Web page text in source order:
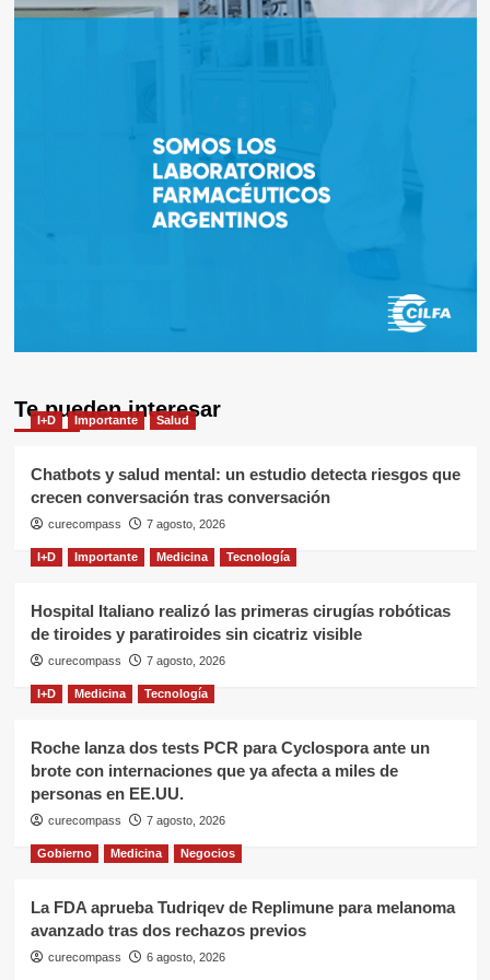
Te pueden interesar
I+D Importante Salud
Chatbots y salud mental: un estudio detecta riesgos que
crecen conversación tras conversación
curecompass 7 agosto, 2026
I+D Importante Medicina Tecnología
Hospital Italiano realizó las primeras cirugías robóticas
de tiroides y paratiroides sin cicatriz visible
curecompass 7 agosto, 2026
I+D Medicina Tecnología
Roche lanza dos tests PCR para Cyclospora ante un
brote con internaciones que ya afecta a miles de
personas en EE.UU.
curecompass 7 agosto, 2026
Gobierno Medicina Negocios
La FDA aprueba Tudriqev de Replimune para melanoma
avanzado tras dos rechazos previos
curecompass 6 agosto, 2026